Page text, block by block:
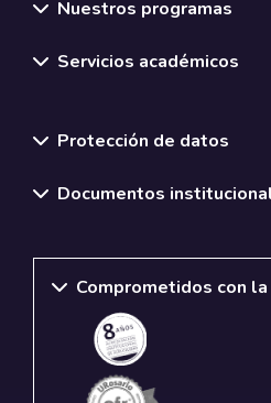
Nuestros programas
Servicios académicos
Protección de datos
Documentos
Comprometidos con